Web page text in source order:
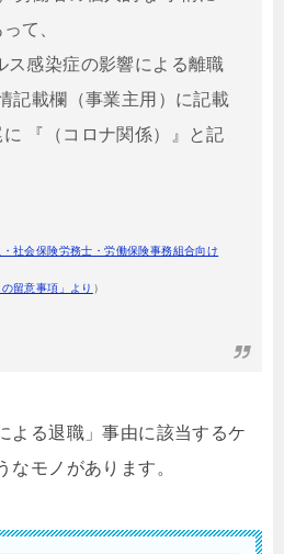
て、
ス感染症の影響による離職
記載欄（事業主⽤）に記載
『（コロナ関係）』と記
社会保険労務士・労働保険事務組合向け
留意事項」より ）
よる退職」事由に該当するケ
なモノがあります。